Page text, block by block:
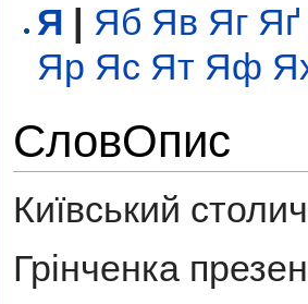
Я | Яб Яв Яг Яґ
Яр Яс Ят Яф
СловОпис
Київський
Грінченка